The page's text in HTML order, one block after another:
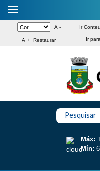
A -
A + Restaurar
Ir
Ir
Pesquisar
Máx:
Mín: